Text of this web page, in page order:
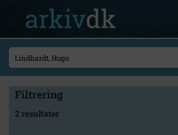
Filtrering
2 resultater